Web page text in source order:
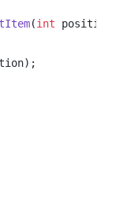
(int position)